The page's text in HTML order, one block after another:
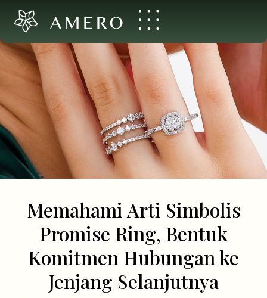
AMERO
Memahami Arti Simbolis
Promise Ring, Bentuk
Komitmen Hubungan ke
Jenjang Selanjutnya